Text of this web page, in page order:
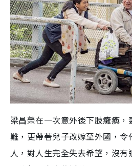
梁昌榮在一次意外後下肢癱瘓
難，更帶著兒子改嫁至外國，
人，對人生完全失去希望，沒